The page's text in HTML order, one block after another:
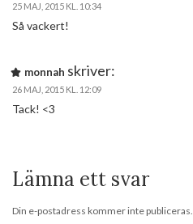
25 MAJ, 2015 KL. 10:34
Så vackert!
monnah skriver:
26 MAJ, 2015 KL. 12:09
Tack! <3
Lämna ett svar
Din e-postadress kommer inte publiceras.